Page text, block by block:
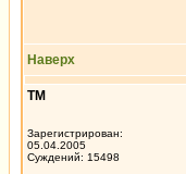
Наверх
ТМ
Зарегистрирован:
05.04.2005
Суждений: 15498